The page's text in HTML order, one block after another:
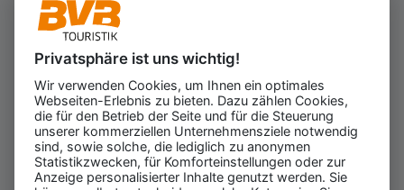
623
für den Veranstalter
Gesamtbewertung
4.43von 5.00
Weiterempfehlung
97%
10.08.2026 ⓘ Echte Bewertungen
Privatsphäre ist uns wichtig!
Wir verwenden Cookies, um Ihnen ein optimales
Webseiten-Erlebnis zu bieten. Dazu zählen Cookies,
die für den Betrieb der Seite und für die Steuerung
unserer kommerziellen Unternehmensziele notwendig
sind, sowie solche, die lediglich zu anonymen
Statistikzwecken, für Komforteinstellungen oder zur
Anzeige personalisierter Inhalte genutzt werden. Sie